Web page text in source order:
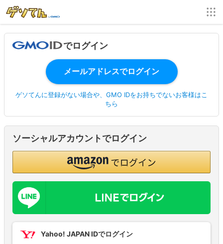
でログイン
ゲソてんに登録がない場合や、GMO IDをお持ちでないお客様はこ
ちら
ソーシャルアカウントでログイン
Yahoo! JAPAN IDでログイン